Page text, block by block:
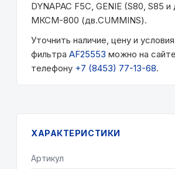
DYNAPAC F5C, GENIE (S80, S85 и
МКСМ-800 (дв.CUMMINS).
Уточнить наличие, цену и
фильтра AF25553 можно на
телефону +7 (8453) 77-13-68.
ХАРАКТЕРИСТИКИ
Артикул